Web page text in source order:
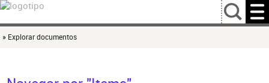
…
» Explorar documentos